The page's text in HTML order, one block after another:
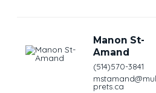
Manon St-
Amand
(514)570-3841
prets.ca